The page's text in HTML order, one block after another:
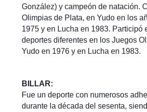
González) y campeón de natación.
Olimpias de Plata, en Yudo en los
1975 y en Lucha en 1983. Participó
deportes diferentes en los Juegos
Yudo en 1976 y en Lucha en 1983.
BILLAR:
Fue un deporte con numerosos
durante la década del sesenta,